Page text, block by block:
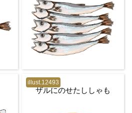
illust.12493
ザルにのせたししゃも